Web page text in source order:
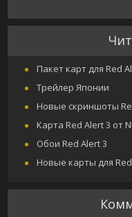
Пакет карт для Red
Трейлер Японии
Новые скриншоты
Карта Red Alert 3 от
Обои Red Alert 3
Новые карты для